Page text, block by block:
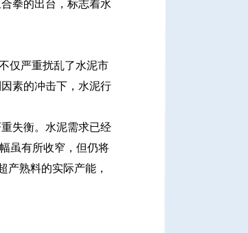
拳的出台，标志着水
仅严重扰乱了水泥市
素的冲击下，水泥行
失衡。水泥需求已经
虽有所收窄，但仍将
产熟料的实际产能，